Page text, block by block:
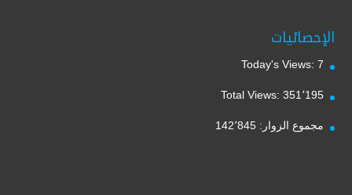
الإحصائيات
Today's Views: 7
Total Views: 351٬195
مجموع الزوار: 142٬845